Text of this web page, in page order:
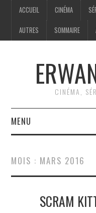
ACCUEIL CINÉMA
AUTRES SOMMAIRE
CINÉMA,
MENU
CINÉMA
SÉRIES
MOIS : MARS 2016
SCRAM